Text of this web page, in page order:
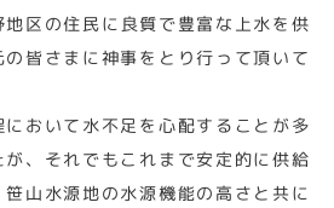
区の住民に良質で豊富な上水を供
皆さまに神事をとり行って頂いて
おいて水不足を心配することが多
、それでもこれまで安定的に供給
山水源地の水源機能の高さと共に